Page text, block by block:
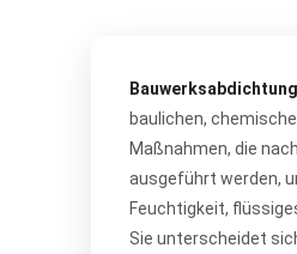
baulichen,
Maßnahmen, die
ausgeführt werden,
Feuchtigkeit,
Sie unterscheidet